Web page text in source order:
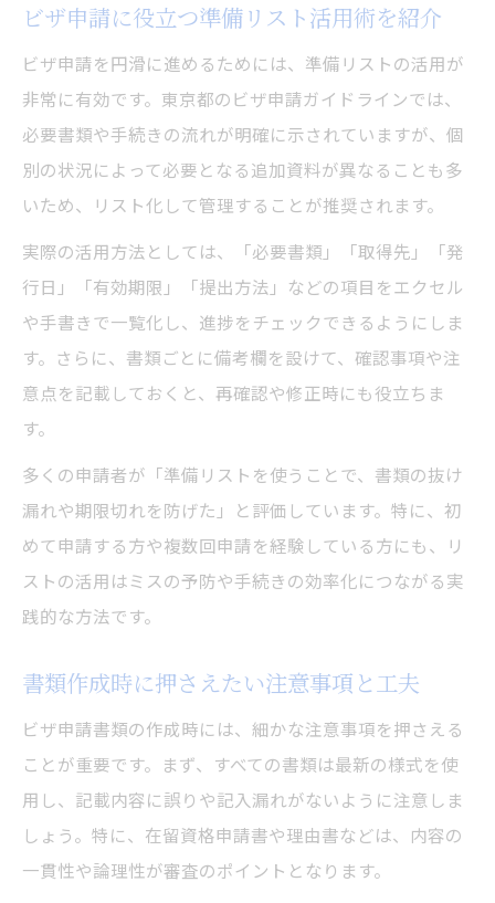
ビザ申請に役立つ準備リスト活用術を紹介
ビザ申請を円滑に進めるためには、準備リストの活用が
非常に有効です。東京都のビザ申請ガイドラインでは、
必要書類や手続きの流れが明確に示されていますが、個
別の状況によって必要となる追加資料が異なることも多
いため、リスト化して管理することが推奨されます。
実際の活用方法としては、「必要書類」「取得先」「発
行日」「有効期限」「提出方法」などの項目をエクセル
や手書きで一覧化し、進捗をチェックできるようにしま
す。さらに、書類ごとに備考欄を設けて、確認事項や注
意点を記載しておくと、再確認や修正時にも役立ちま
す。
多くの申請者が「準備リストを使うことで、書類の抜け
漏れや期限切れを防げた」と評価しています。特に、初
めて申請する方や複数回申請を経験している方にも、リ
ストの活用はミスの予防や手続きの効率化につながる実
践的な方法です。
書類作成時に押さえたい注意事項と工夫
ビザ申請書類の作成時には、細かな注意事項を押さえる
ことが重要です。まず、すべての書類は最新の様式を使
用し、記載内容に誤りや記入漏れがないように注意しま
しょう。特に、在留資格申請書や理由書などは、内容の
一貫性や論理性が審査のポイントとなります。